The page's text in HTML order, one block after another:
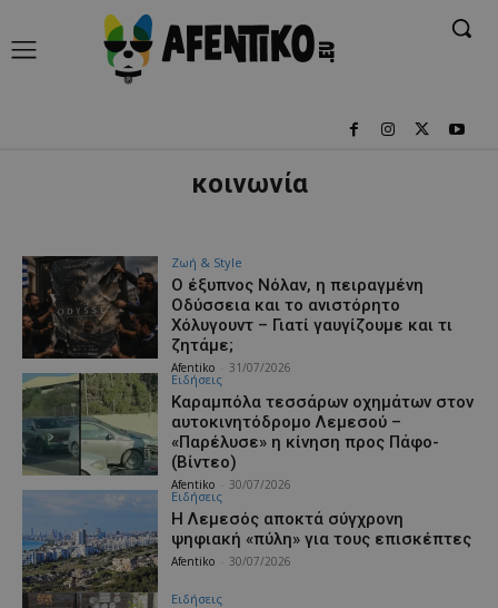
κοινωνία
Ζωή & Style
Ο έξυπνος Νόλαν, η πειραγμένη
Οδύσσεια και το ανιστόρητο
Χόλυγουντ – Γιατί γαυγίζουμε και τι
ζητάμε;
Afentiko 31/07/2026
Ειδήσεις
Καραμπόλα τεσσάρων οχημάτων στον
αυτοκινητόδρομο Λεμεσού –
«Παρέλυσε» η κίνηση προς Πάφο-
(Βίντεο)
Afentiko 30/07/2026
Ειδήσεις
Η Λεμεσός αποκτά σύγχρονη
ψηφιακή «πύλη» για τους επισκέπτες
Afentiko 30/07/2026
Ειδήσεις